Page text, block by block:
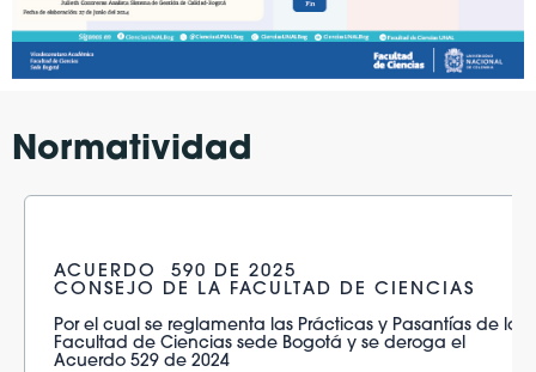
Normatividad
ACUERDO 590 DE 2025
CONSEJO DE LA FACULTAD DE CIENCIAS
Por el cual se reglamenta las Prácticas y Pasantías de la
Facultad de Ciencias sede Bogotá y se deroga el
Acuerdo 529 de 2024